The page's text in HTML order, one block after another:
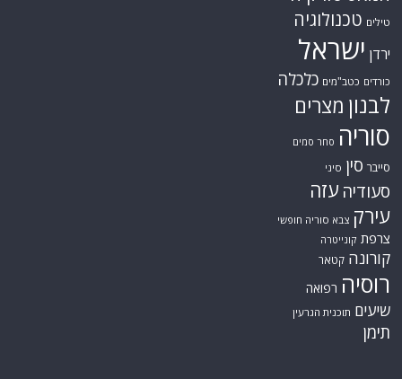
לבנון מצרים
סוריה סחר סמים
סין
סעודיה עזה
עירק
צרפת קונייטרה
קורונה קטאר
רוסיה רפואה
שיעים
תימן